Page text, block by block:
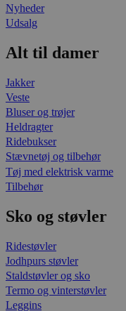
Nyheder
Udsalg
Alt til damer
Jakker
Veste
Bluser og trøjer
Heldragter
Ridebukser
Stævnetøj og tilbehør
Tøj med elektrisk varme
Tilbehør
Sko og støvler
Ridestøvler
Jodhpurs støvler
Staldstøvler og sko
Termo og vinterstøvler
Leggins